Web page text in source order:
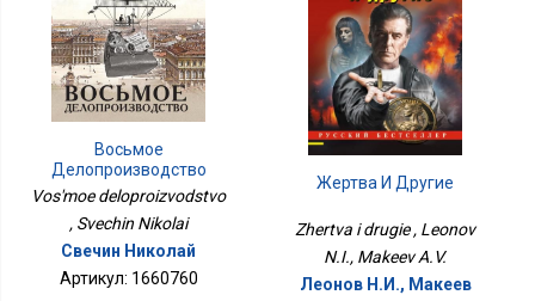
Восьмое
Делопроизводство
Vos'moe deloproizvodstvo
, Svechin Nikolai
Свечин Николай
Артикул: 1660760
Жертва И Другие
Zhertva i drugie , Leonov
N.I., Makeev A.V.
Леонов Н.И., Макеев